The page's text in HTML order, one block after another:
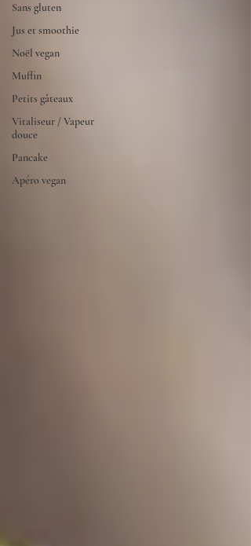
Sans gluten
Jus et smoothie
Noël vegan
Muffin
Petits gâteaux
Vitaliseur / Vapeur
douce
Pancake
Apéro vegan